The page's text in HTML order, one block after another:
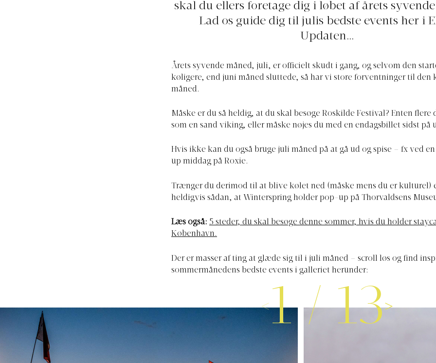
skal du ellers foretage dig i løbet af årets
Lad os guide dig til julis bedste events her i
Updaten…
Årets syvende måned, juli, er officielt skudt i gang, og selvom den
køligere, end juni måned sluttede, så har vi store forventninger til den
måned.
Måske er du så heldig, at du skal besøge Roskilde Festival? Enten
som en sand viking, eller måske nøjes du med en endagsbillet sidst på
Hvis ikke kan du også bruge juli måned på at gå ud og spise – fx ved
up middag på Roxie.
Trænger du derimod til at blive kølet ned (måske mens du er kulturel)
heldigvis sådan, at Winterspring holder pop-up på Thorvaldsens
Læs også: 5 steder, du skal besøge denne sommer, hvis du holder
København.
Der er masser af ting at glæde sig til i juli måned – scroll løs og find
sommermånedens bedste events i galleriet herunder:
1/13